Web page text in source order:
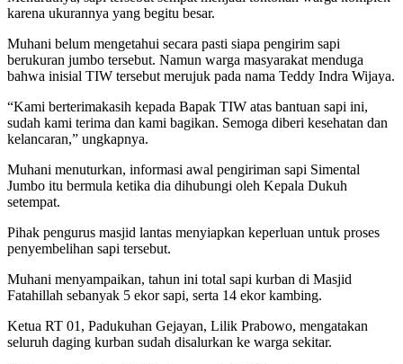
karena ukurannya yang begitu besar.
Muhani belum mengetahui secara pasti siapa pengirim sapi
berukuran jumbo tersebut. Namun warga masyarakat menduga
bahwa inisial TIW tersebut merujuk pada nama Teddy Indra Wijaya.
“Kami berterimakasih kepada Bapak TIW atas bantuan sapi ini,
sudah kami terima dan kami bagikan. Semoga diberi kesehatan dan
kelancaran,” ungkapnya.
Muhani menuturkan, informasi awal pengiriman sapi Simental
Jumbo itu bermula ketika dia dihubungi oleh Kepala Dukuh
setempat.
Pihak pengurus masjid lantas menyiapkan keperluan untuk proses
penyembelihan sapi tersebut.
Muhani menyampaikan, tahun ini total sapi kurban di Masjid
Fatahillah sebanyak 5 ekor sapi, serta 14 ekor kambing.
Ketua RT 01, Padukuhan Gejayan, Lilik Prabowo, mengatakan
seluruh daging kurban sudah disalurkan ke warga sekitar.